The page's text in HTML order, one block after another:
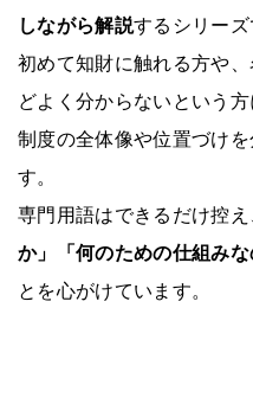
しながら解説するシリーズ
初めて知財に触れる方や
どよく分からないという方
制度の全体像や位置づけ
す。
専門用語はできるだけ控え
か」「何のための仕組みな
とを心がけています。